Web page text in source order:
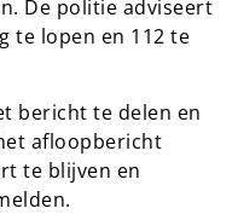
De politie adviseert
te lopen en 112 te
bericht te delen en
afloopbericht
te blijven en